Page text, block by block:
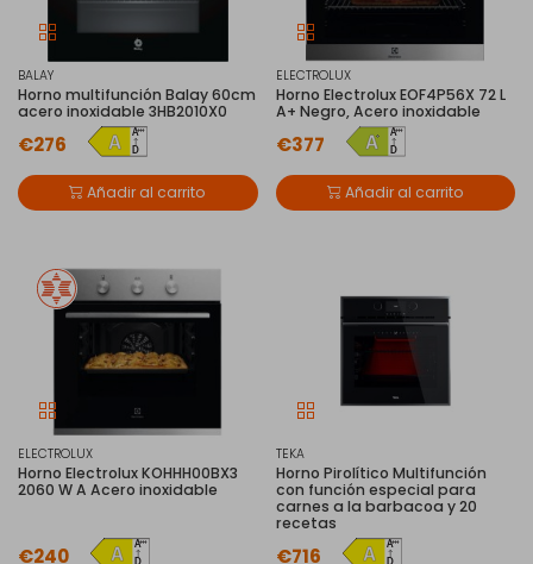
BALAY
Horno multifunción Balay 60cm
acero inoxidable 3HB2010X0
€276
Añadir al carrito
ELECTROLUX
Horno Electrolux EOF4P56X 72 L
A+ Negro, Acero inoxidable
€377
Añadir al carrito
ELECTROLUX
Horno Electrolux KOHHH00BX3
2060 W A Acero inoxidable
€240
TEKA
Horno Pirolítico Multifunción
con función especial para
carnes a la barbacoa y 20
recetas
€716